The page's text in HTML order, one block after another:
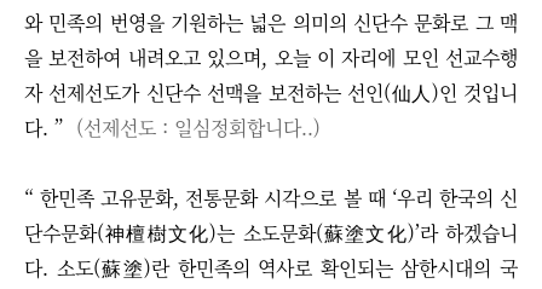
와 민족의 번영을 기원하는 넓은 의미의 신단수 문화로 그 맥
을 보전하여 내려오고 있으며, 오늘 이 자리에 모인 선교수행
자 선제선도가 신단수 선맥을 보전하는 선인(仙人)인 것입니
다. ” (선제선도 : 일심정회합니다..)
“ 한민족 고유문화, 전통문화 시각으로 볼 때 ‘우리 한국의 신
단수문화(神檀樹文化)는 소도문화(蘇塗文化)’라 하겠습니
다. 소도(蘇塗)란 한민족의 역사로 확인되는 삼한시대의 국